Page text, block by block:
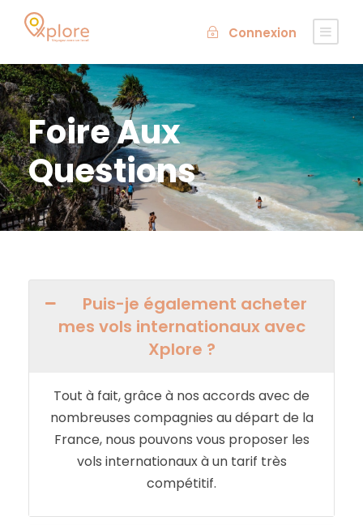
Connexion
Foire Aux
Questions
Puis-je également acheter
mes vols internationaux avec
Xplore ?
Tout à fait, grâce à nos accords avec de
nombreuses compagnies au départ de la
France, nous pouvons vous proposer les
vols internationaux à un tarif très
compétitif.